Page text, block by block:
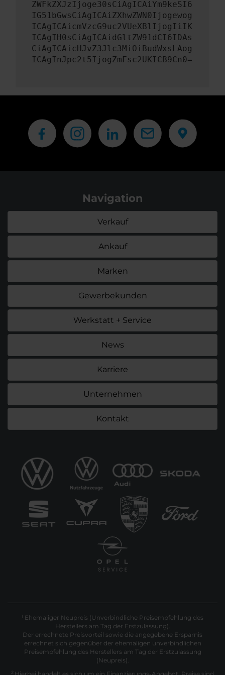
ZWFkZXJzIjoge30sCiAgICAiYm9keSI6
IG51bGwsCiAgICAiZXhwZWN0Ijogewog
ICAgICAicmVzcG9uc2VUeXBlIjogIiIK
ICAgIH0sCiAgICAidGltZW91dCI6IDAs
CiAgICAicHJvZ3Jlc3MiOiBudWxsLAog
ICAgInJpc2t5IjogZmFsc2UKICB9Cn0=
Navigation
Verkauf
Ankauf
Marken
Gewerbekunden
Werkstatt + Service
News
Karriere
Unternehmen
Kontakt
1 Ehemaliger Neupreis (Unverbindliche Preisempfehlung des
Herstellers am Tag der Erstzulassung).
Der errechnete Preisvorteil sowie die angegebene Ersparnis
errechnet sich gegenüber der ehemaligen unverbindlichen
Preisempfehlung des Herstellers am Tag der Erstzulassung
(Neupreis).
2